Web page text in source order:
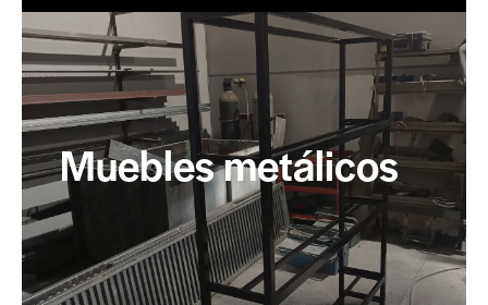
Muebles metálicos